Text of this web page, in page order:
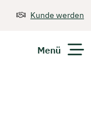
Kunde werden
Menü